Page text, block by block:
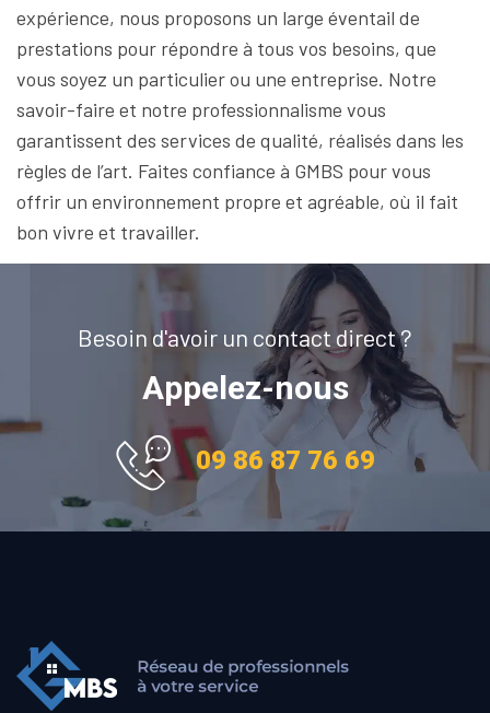
expérience, nous proposons un large éventail de
prestations pour répondre à tous vos besoins, que
vous soyez un particulier ou une entreprise. Notre
savoir-faire et notre professionnalisme vous
garantissent des services de qualité, réalisés dans les
règles de l’art. Faites confiance à GMBS pour vous
offrir un environnement propre et agréable, où il fait
bon vivre et travailler.
Besoin d'avoir un contact direct ?
Appelez-nous
09 86 87 76 69